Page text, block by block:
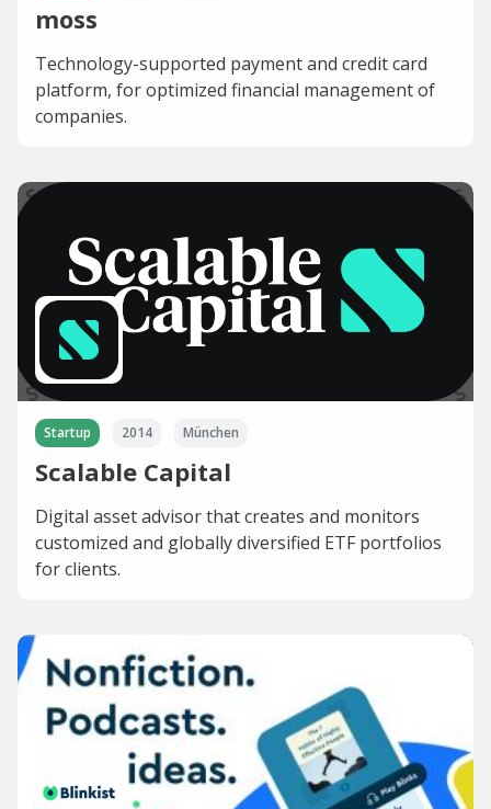
moss
Technology-supported payment and credit card
platform, for optimized financial management of
companies.
Startup 2014 München
Scalable Capital
Digital asset advisor that creates and monitors
customized and globally diversified ETF portfolios
for clients.